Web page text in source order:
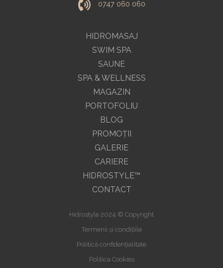
HIDROMASAJ
SWIM SPA
SAUNE
SPA & WELLNESS
MAGAZIN
0747 060 060
PORTOFOLIU
BLOG
PROMOŢII
GALERIE
CARIERE
HIDROSTYLE™
CONTACT
Hidrostyle 2024 © Copyright
Termenii și condițiile
Politică confidențialitate
Politica Cookies